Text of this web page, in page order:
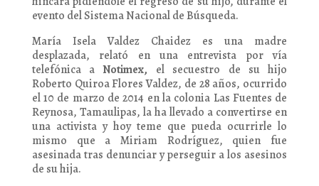
evento del Sistema Nacional de Búsqueda.
María Isela Valdez Chaidez es una madre
desplazada, relató en una entrevista por vía
telefónica aNotimex, el secuestro de su hijo
Roberto Quiroa Flores Valdez, de 28 años, ocurrido
el 10 de marzo de 2014 en la colonia Las Fuentes de
Reynosa, Tamaulipas, la ha llevado a convertirse en
una activista y hoy teme que pueda ocurrirle lo
mismo que a Miriam Rodríguez, quien fue
asesinada tras denunciar y perseguir a los asesinos
de su hija.